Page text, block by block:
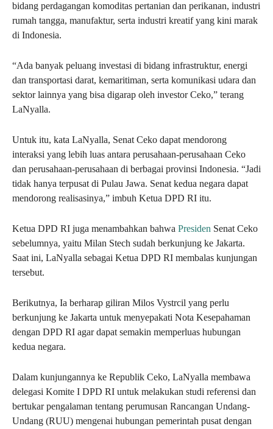
bidang perdagangan komoditas pertanian dan perikanan, industri
rumah tangga, manufaktur, serta industri kreatif yang kini marak
di Indonesia.
“Ada banyak peluang investasi di bidang infrastruktur, energi
dan transportasi darat, kemaritiman, serta komunikasi udara dan
sektor lainnya yang bisa digarap oleh investor Ceko,” terang
LaNyalla.
Untuk itu, kata LaNyalla, Senat Ceko dapat mendorong
interaksi yang lebih luas antara perusahaan-perusahaan Ceko
dan perusahaan-perusahaan di berbagai provinsi Indonesia. “Jadi
tidak hanya terpusat di Pulau Jawa. Senat kedua negara dapat
mendorong realisasinya,” imbuh Ketua DPD RI itu.
Ketua DPD RI juga menambahkan bahwa Presiden Senat Ceko
sebelumnya, yaitu Milan Stech sudah berkunjung ke Jakarta.
Saat ini, LaNyalla sebagai Ketua DPD RI membalas kunjungan
tersebut.
Berikutnya, Ia berharap giliran Milos Vystrcil yang perlu
berkunjung ke Jakarta untuk menyepakati Nota Kesepahaman
dengan DPD RI agar dapat semakin memperluas hubungan
kedua negara.
Dalam kunjungannya ke Republik Ceko, LaNyalla membawa
delegasi Komite I DPD RI untuk melakukan studi referensi dan
bertukar pengalaman tentang perumusan Rancangan Undang-
Undang (RUU) mengenai hubungan pemerintah pusat dengan